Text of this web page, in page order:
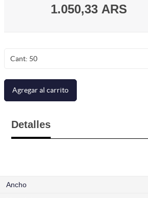
1.050,33 ARS
Cant: 50
Agregar al carrito
Detalles
Ancho